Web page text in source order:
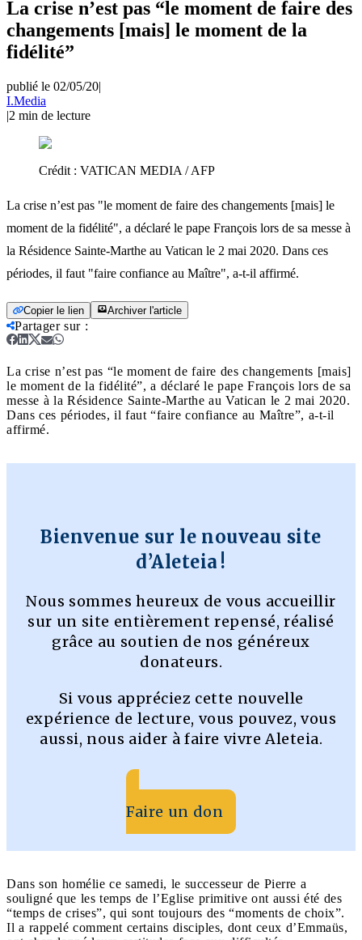
La crise n’est pas “le moment de faire des
changements [mais] le moment de la
fidélité”
publié le 02/05/20|
I.Media
|2 min de lecture
Crédit : VATICAN MEDIA / AFP
La crise n’est pas "le moment de faire des changements [mais] le
moment de la fidélité", a déclaré le pape François lors de sa messe à
la Résidence Sainte-Marthe au Vatican le 2 mai 2020. Dans ces
périodes, il faut "faire confiance au Maître", a-t-il affirmé.
Copier le lien Archiver l'article
Partager sur:
La crise n’est pas “le moment de faire des changements [mais]
le moment de la fidélité”, a déclaré le pape François lors de sa
messe à la Résidence Sainte-Marthe au Vatican le 2 mai 2020.
Dans ces périodes, il faut “faire confiance au Maître”, a-t-il
affirmé.
Bienvenue sur le nouveau site
d’Aleteia !
Nous sommes heureux de vous accueillir
sur un site entièrement repensé, réalisé
grâce au soutien de nos généreux
donateurs.
Si vous appréciez cette nouvelle
expérience de lecture, vous pouvez, vous
aussi, nous aider à faire vivre Aleteia.
Faire un don
Dans son homélie ce samedi, le successeur de Pierre a
souligné que les temps de l’Eglise primitive ont aussi été des
“temps de crises”, qui sont toujours des “moments de choix”.
Il a rappelé comment certains disciples, dont ceux d’Emmaüs,